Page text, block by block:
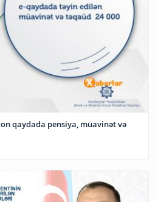
qaydada pensiya, müavinət və